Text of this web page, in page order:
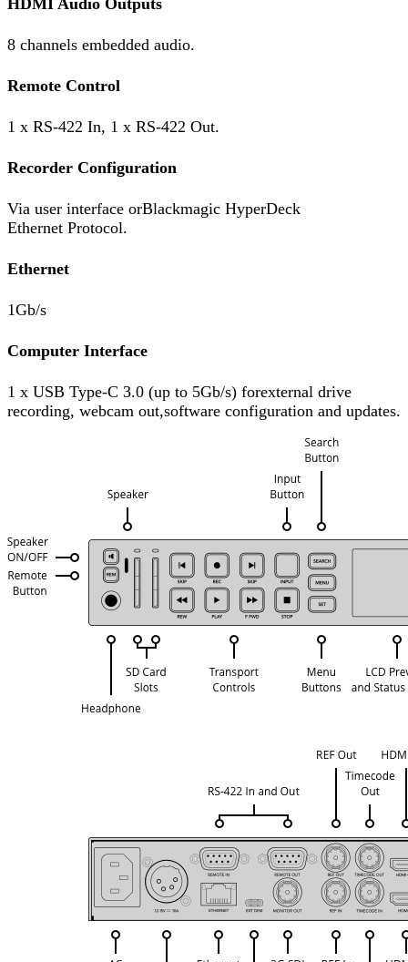
HDMI Audio Outputs
8 channels embedded audio.
Remote Control
1 x RS-422 In, 1 x RS-422 Out.
Recorder Configuration
Via user interface orBlackmagic HyperDeck
Ethernet Protocol.
Ethernet
1Gb/s
Computer Interface
1 x USB Type-C 3.0 (up to 5Gb/s) forexternal drive
recording, webcam out,software configuration and updates.